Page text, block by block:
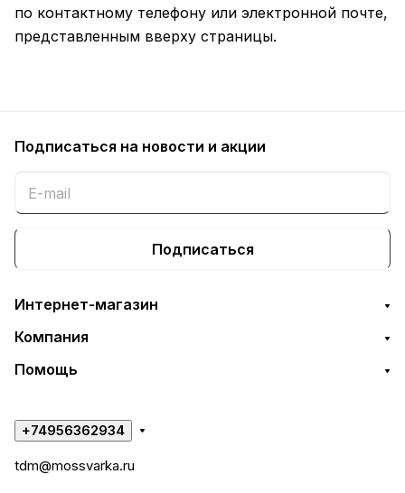
по контактному телефону или электронной почте,
представленным вверху страницы.
Подписаться на новости и акции
Подписаться
Интернет-магазин
Компания
Помощь
+74956362934
tdm@mossvarka.ru